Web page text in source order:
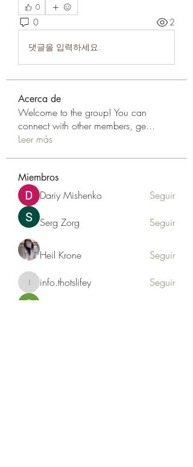
0
0 2
댓글을 입력하세요.
Acerca de
Welcome to the group! You can
connect with other members, ge...
Leer más
Miembros
Dariy Mishenko Seguir
Serg Zorg Seguir
Heil Krone Seguir
info.thotslifey
info.thotslifey Seguir